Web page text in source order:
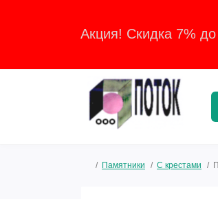
Акция! Скидка 7%
Памятники С крестами